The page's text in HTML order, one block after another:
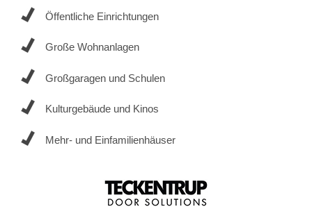
Öffentliche Einrichtungen
Große Wohnanlagen
Großgaragen und Schulen
Kulturgebäude und Kinos
Mehr- und Einfamilienhäuser